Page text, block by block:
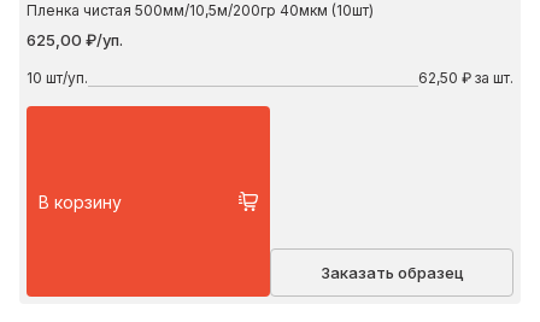
Пленка чистая 500мм/10,5м/200гр 40мкм (10шт)
625,00 ₽/уп.
10 шт/уп. 62,50 ₽ за шт.
В корзину
Заказать образец